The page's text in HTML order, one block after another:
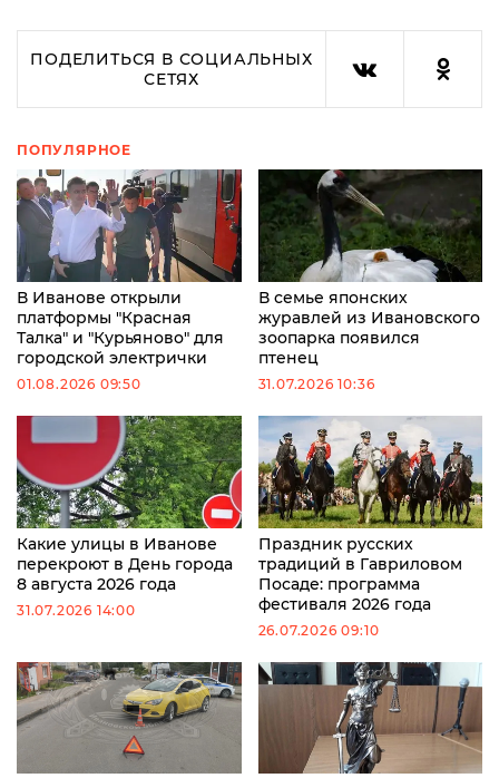
ПОДЕЛИТЬСЯ В СОЦИАЛЬНЫХ
СЕТЯХ
ПОПУЛЯРНОЕ
В Иванове открыли
платформы "Красная
Талка" и "Курьяново" для
городской электрички
01.08.2026 09:50
В семье японских
журавлей из Ивановского
зоопарка появился
птенец
31.07.2026 10:36
Какие улицы в Иванове
перекроют в День города
8 августа 2026 года
31.07.2026 14:00
Праздник русских
традиций в Гавриловом
Посаде: программа
фестиваля 2026 года
26.07.2026 09:10